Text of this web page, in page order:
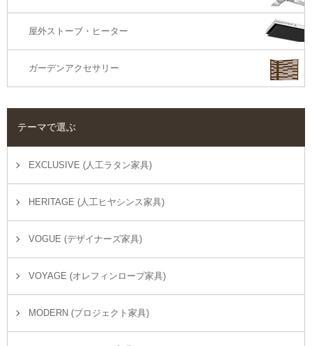
屋外ストーブ・ヒーター
ガーデンアクセサリー
テーマで選ぶ
EXCLUSIVE (人工ラタン家具)
HERITAGE (人工ヒヤシンス家具)
VOGUE (デザイナーズ家具)
VOYAGE (オレフィンロープ家具)
MODERN (プロジェクト家具)